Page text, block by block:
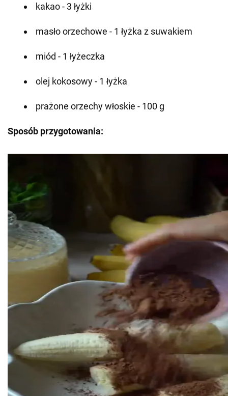
kakao - 3 łyżki
masło orzechowe - 1 łyżka z suwakiem
miód - 1 łyżeczka
olej kokosowy - 1 łyżka
prażone orzechy włoskie - 100 g
Sposób przygotowania: